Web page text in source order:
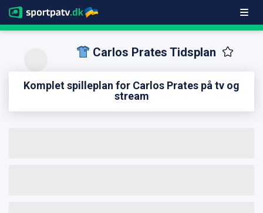
Carlos Prates Tidsplan
Komplet spilleplan for Carlos Prates på tv og
stream